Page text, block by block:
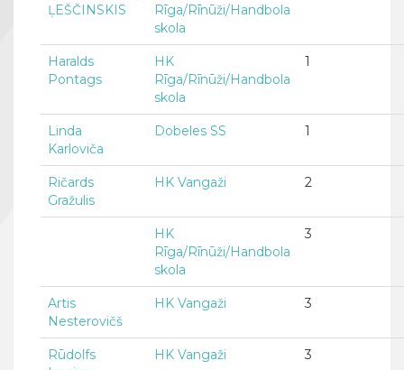
ĻEŠČINSKIS
Rīga/Rīnūži/Handbola
skola
Haralds
Pontags
HK
Rīga/Rīnūži/Handbola
skola
1
Linda
Karloviča
Dobeles SS 1
Ričards
Gražulis
HK Vangaži 2
HK
Rīga/Rīnūži/Handbola
skola
3
Artis
Nesterovičš
HK Vangaži 3
Rūdolfs
HK Vangaži 3